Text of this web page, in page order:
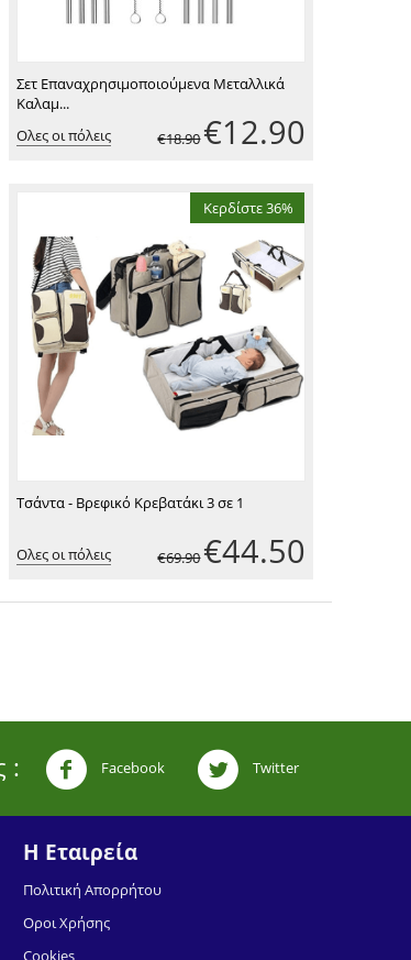
Σετ Επαναχρησιμοποιούμενα Μεταλλικά
Καλαμ...
Ολες οι πόλεις
€18.90€12.90
Κερδίστε 36%
Τσάντα - Βρεφικό Κρεβατάκι 3 σε 1
Ολες οι πόλεις €69.90€44.50
: Facebook Twitter
Η Εταιρεία
Πoλιτική Απoρρήτoυ
Οροι Χρήσης
Cookies